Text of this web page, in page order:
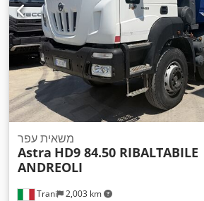
Trani 2,003 km
משאית עפר
Astra HD9 84.50 RIBALTABILE
ANDREOLI